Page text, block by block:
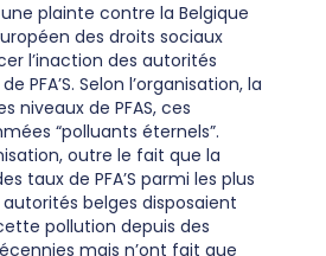
plainte contre la Belgique
des droits sociaux
l’inaction des autorités
PFA’S. Selon l’organisation, la
niveaux de PFAS, ces
“polluants éternels”.
outre le fait que la
taux de PFA’S parmi les plus
autorités belges disposaient
pollution depuis des
mais n’ont fait que